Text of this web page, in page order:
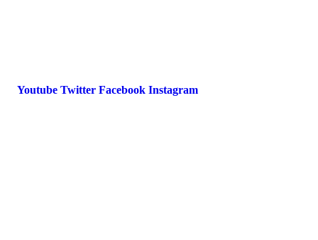
Youtube Twitter Facebook Instagram